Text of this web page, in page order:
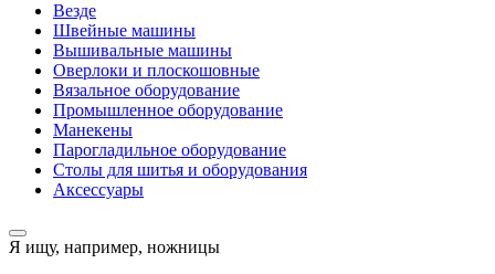
Везде
Швейные машины
Вышивальные машины
Оверлоки и плоскошовные
Вязальное оборудование
Промышленное оборудование
Манекены
Парогладильное оборудование
Столы для шитья и оборудования
Аксессуары
Я ищу, например, ножницы